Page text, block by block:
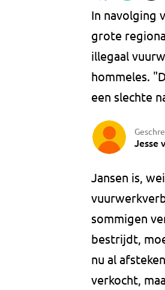
In navolging
grote
illegaal
hommeles.
een slechte
Jesse
Jansen is,
sommigen
bestrijdt,
nu al
verkocht,